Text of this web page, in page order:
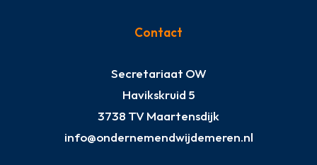
Contact
Secretariaat OW
Havikskruid 5
3738 TV Maartensdijk
info@ondernemendwijdemeren.nl